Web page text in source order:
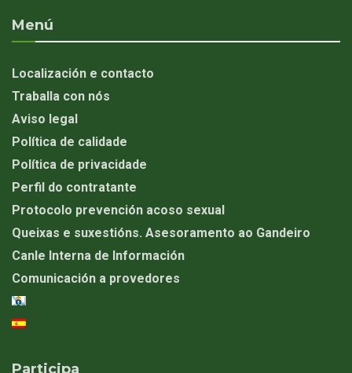
Menú
Localización e contacto
Traballa con nós
Aviso legal
Política de calidade
Política de privacidade
Perfil do contratante
Protocolo prevención acoso sexual
Queixas e suxestións. Asesoramento ao Gandeiro
Canle Interna de Información
Comunicación a provedores
Participa